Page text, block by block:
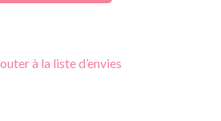
à la liste d’envies